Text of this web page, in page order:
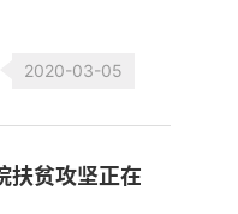
2020-03-05
扶贫攻坚正在